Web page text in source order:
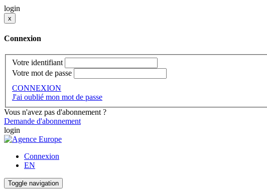
login
x
Connexion
Votre identifiant
Votre mot de passe
CONNEXION
J'ai oublié mon mot de passe
Vous n'avez pas d'abonnement ?
Demande d'abonnement
login
Connexion
EN
Toggle navigation